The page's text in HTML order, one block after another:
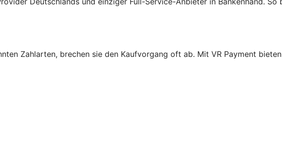
Zahlarten, brechen sie den Kaufvorgang oft ab. Mit VR Payment